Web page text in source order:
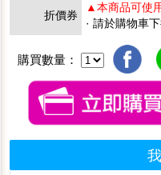
折價券
▲本商品可使
· 請於購物車
購買數量：